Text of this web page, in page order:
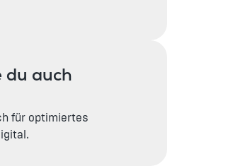
du auch
für optimiertes